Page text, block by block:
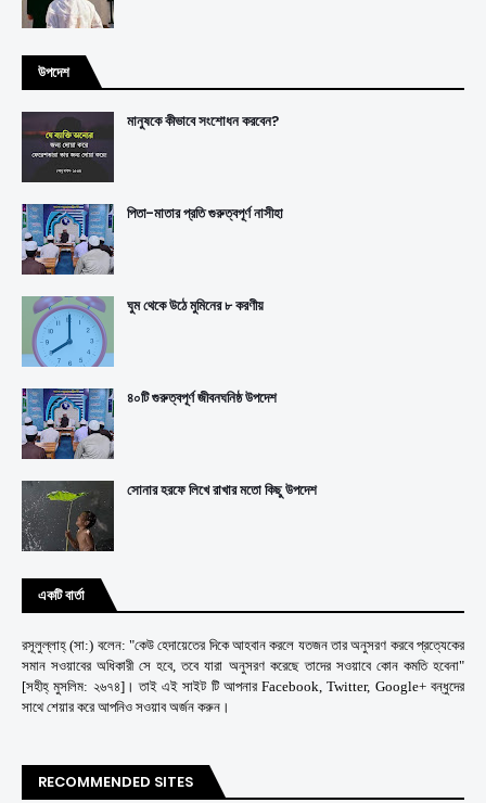
উপদেশ
মানুষকে কীভাবে সংশোধন করবেন?
পিতা-মাতার প্রতি গুরুত্বপূর্ণ নাসীহা
ঘুম থেকে উঠে মুমিনের ৮ করণীয়
৪০টি গুরুত্বপূর্ণ জীবনঘনিষ্ঠ উপদেশ
সোনার হরফে লিখে রাখার মতো কিছু উপদেশ
একটি বার্তা
রসূলুল্লাহ্ (সা:) বলেন: "কেউ হেদায়েতের দিকে আহবান করলে যতজন তার অনুসরণ করবে প্রত্যেকের
সমান সওয়াবের অধিকারী সে হবে, তবে যারা অনুসরণ করেছে তাদের সওয়াবে কোন কমতি হবেনা"
[সহীহ্ মুসলিম: ২৬৭৪]। তাই এই সাইট টি আপনার Facebook, Twitter, Google+ বন্ধুদের
সাথে শেয়ার করে আপনিও সওয়াব অর্জন করুন।
RECOMMENDED SITES